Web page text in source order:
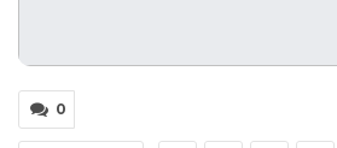
0